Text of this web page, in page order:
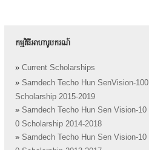
កម្មវិធីអាហារូបករណ៍
» Current Scholarships
» Samdech Techo Hun SenVision-100
Scholarship 2015-2019
» Samdech Techo Hun Sen Vision-10
0 Scholarship 2014-2018
» Samdech Techo Hun Sen Vision-10